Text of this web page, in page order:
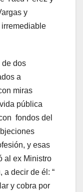
y
irremediable
de dos
a
miras
pública
fondos del
y esas
al ex Ministro
a decir de él: “
y cobra por